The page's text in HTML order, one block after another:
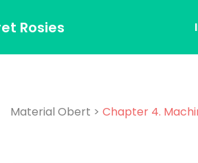
Rosies
Material Obert > Chapter 4.